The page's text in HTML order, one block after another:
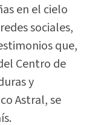
en el cielo
sociales,
que,
Centro de
y
Astral, se